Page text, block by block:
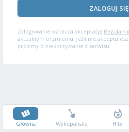
ZALOGUJ SIĘ
Zalogowanie oznacza akceptację
aktualnym brzmieniu. Jeśli nie akceptujesz
prosimy o niekorzystanie z serwisu.
Główna Wykopalisko Hity